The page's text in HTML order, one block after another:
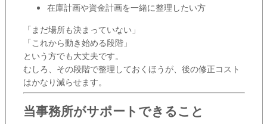
在庫計画や資金計画を一緒に整理したい方
「まだ場所も決まっていない」
「これから動き始める段階」
という方でも大丈夫です。
むしろ、その段階で整理しておくほうが、後の修正コスト
はかなり減らせます。
当事務所がサポートできること